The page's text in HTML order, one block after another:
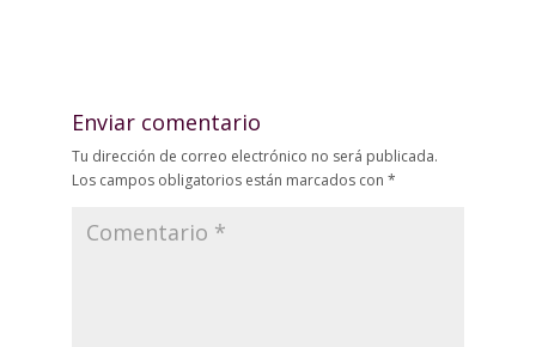
Enviar comentario
Tu dirección de correo electrónico no será publicada.
Los campos obligatorios están marcados con *